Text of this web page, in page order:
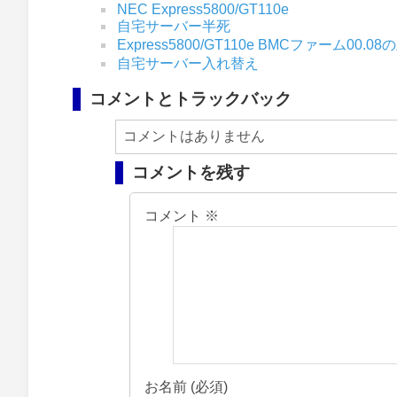
NEC Express5800/GT110e
自宅サーバー半死
Express5800/GT110e BMCファーム00.08
自宅サーバー入れ替え
コメントとトラックバック
コメントはありません
コメントを残す
コメント ※
お名前 (必須)